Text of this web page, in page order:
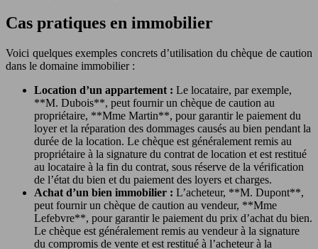
Cas pratiques en immobilier
Voici quelques exemples concrets d’utilisation du chèque de caution
dans le domaine immobilier :
Location d’un appartement : Le locataire, par exemple,
**M. Dubois**, peut fournir un chèque de caution au
propriétaire, **Mme Martin**, pour garantir le paiement du
loyer et la réparation des dommages causés au bien pendant la
durée de la location. Le chèque est généralement remis au
propriétaire à la signature du contrat de location et est restitué
au locataire à la fin du contrat, sous réserve de la vérification
de l’état du bien et du paiement des loyers et charges.
Achat d’un bien immobilier : L’acheteur, **M. Dupont**,
peut fournir un chèque de caution au vendeur, **Mme
Lefebvre**, pour garantir le paiement du prix d’achat du bien.
Le chèque est généralement remis au vendeur à la signature
du compromis de vente et est restitué à l’acheteur à la